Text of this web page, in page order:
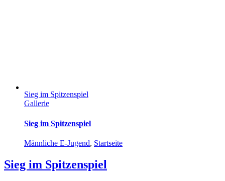
Sieg im Spitzenspiel
Gallerie
Sieg im Spitzenspiel
Männliche E-Jugend, Startseite
Sieg im Spitzenspiel